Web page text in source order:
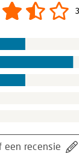
een recensie